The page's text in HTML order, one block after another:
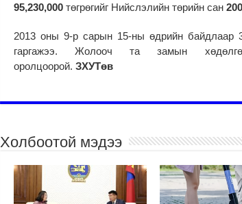
95,230,000 төгрөгийг Нийслэлийн төрийн сан
2013 оны 9-р сарын 15-ны өдрийн байдлаар
гаргажээ. Жолооч та замын
оролцоорой. ЗХУТөв
Холбоотой мэдээ